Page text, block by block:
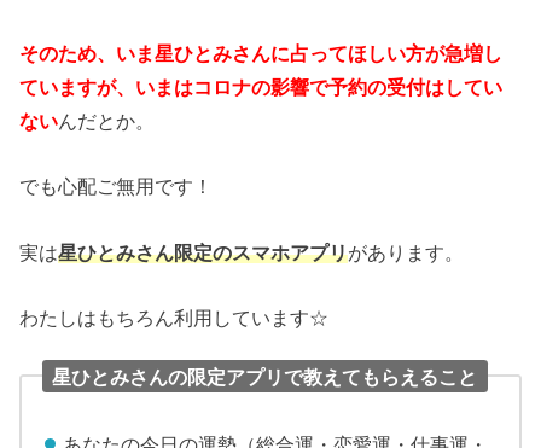
そのため、いま星ひとみさんに占ってほしい方が急増し
ていますが、いまはコロナの影響で予約の受付はしてい
ないんだとか。
でも心配ご無用です！
実は星ひとみさん限定のスマホアプリがあります。
わたしはもちろん利用しています☆
星ひとみさんの限定アプリで教えてもらえること